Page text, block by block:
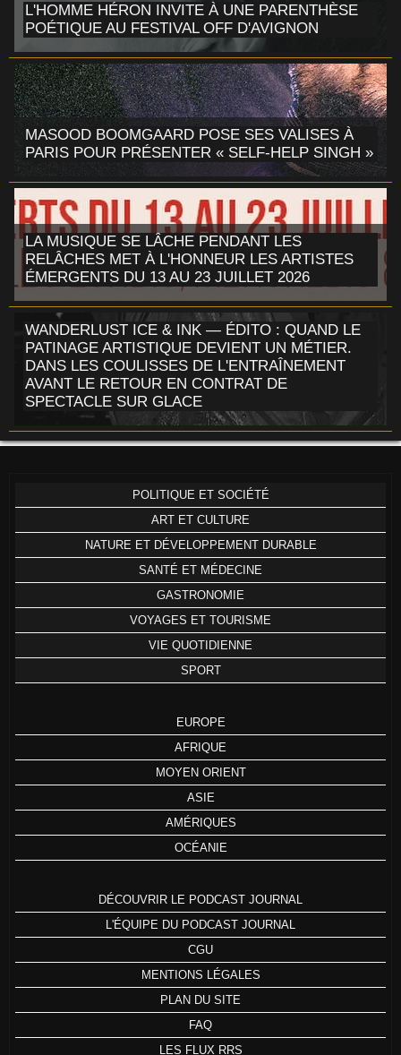
L'HOMME HÉRON INVITE À UNE PARENTHÈSE
POÉTIQUE AU FESTIVAL OFF D'AVIGNON
MASOOD BOOMGAARD POSE SES VALISES À
PARIS POUR PRÉSENTER « SELF-HELP SINGH »
LA MUSIQUE SE LÂCHE PENDANT LES
RELÂCHES MET À L'HONNEUR LES ARTISTES
ÉMERGENTS DU 13 AU 23 JUILLET 2026
WANDERLUST ICE & INK — ÉDITO : QUAND LE
PATINAGE ARTISTIQUE DEVIENT UN MÉTIER.
DANS LES COULISSES DE L'ENTRAÎNEMENT
AVANT LE RETOUR EN CONTRAT DE
SPECTACLE SUR GLACE
POLITIQUE ET SOCIÉTÉ
ART ET CULTURE
NATURE ET DÉVELOPPEMENT DURABLE
SANTÉ ET MÉDECINE
GASTRONOMIE
VOYAGES ET TOURISME
VIE QUOTIDIENNE
SPORT
EUROPE
AFRIQUE
MOYEN ORIENT
ASIE
AMÉRIQUES
OCÉANIE
DÉCOUVRIR LE PODCAST JOURNAL
L'ÉQUIPE DU PODCAST JOURNAL
CGU
MENTIONS LÉGALES
PLAN DU SITE
FAQ
LES FLUX RRS